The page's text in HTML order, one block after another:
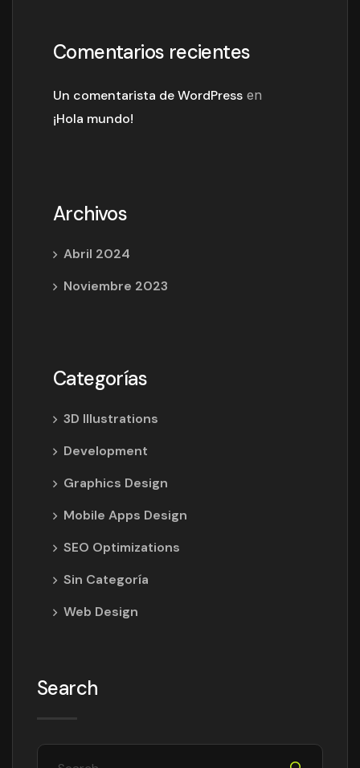
Comentarios recientes
Un comentarista de WordPress en
¡Hola mundo!
Archivos
Abril 2024
Noviembre 2023
Categorías
3D Illustrations
Development
Graphics Design
Mobile Apps Design
SEO Optimizations
Sin Categoría
Web Design
Search